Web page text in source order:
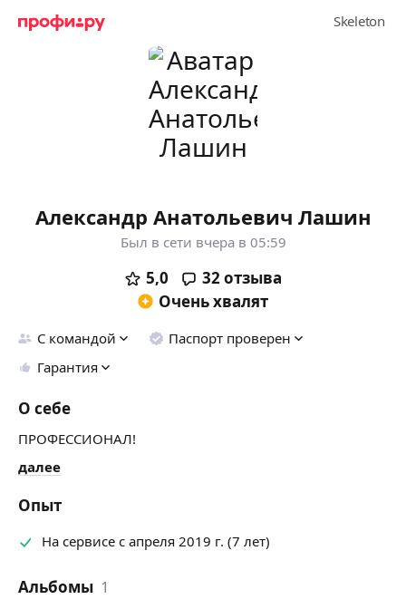
Александр Анатольевич Лашин
Был в сети вчера в 05:59
5,0 32отзыва
Очень хвалят
С командой
Паспорт проверен
Гарантия
О себе
ПРОФЕССИОНАЛ!
далее
Опыт
На сервисе с апреля 2019 г. (7 лет)
Альбомы 1